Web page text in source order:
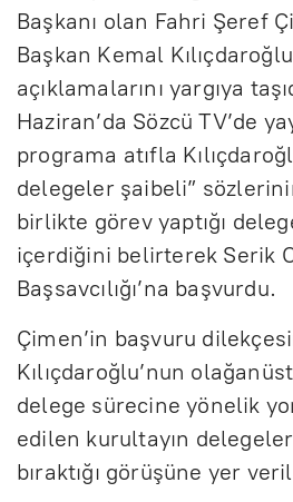
Başkanı olan Fahri Şeref
Başkan Kemal
açıklamalarını yargıya
Haziran’da Sözcü TV’de
programa atıfla
delegeler şaibeli”
birlikte görev yaptığı
içerdiğini belirterek Serik
Başsavcılığı’na başvurdu.
Çimen’in başvuru
Kılıçdaroğlu’nun
delege sürecine yönelik
edilen kurultayın
bıraktığı görüşüne yer